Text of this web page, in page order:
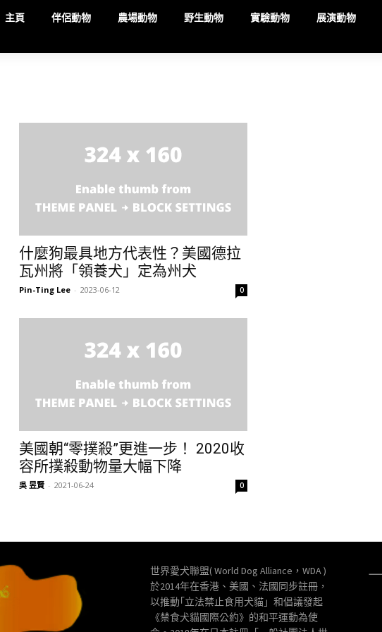
主頁 伴侶動物 農場動物 野生動物 實驗動物 展演動物
什麼狗最具地方代表性？美國德拉
瓦州將「領養犬」定為州犬
Pin-Ting Lee - 2023-06-12 0
美國朝“零撲殺”更進一步！ 2020收
容所撲殺動物量大幅下降
吳 昱賢 - 2021-06-24 0
世界愛犬聯盟( World Dog Alliance，WDA )
於2014年在香港、美國、法國同步註冊，
以推動｢立法禁止食用犬貓」和倡議發起
《禁食犬貓國際公約》的和平運動為使